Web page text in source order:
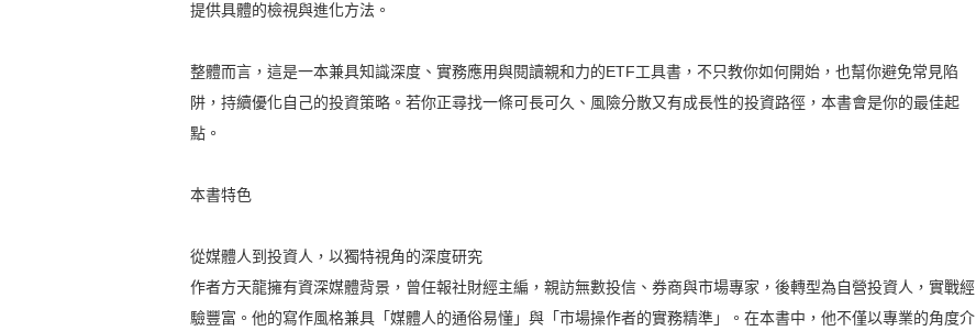
提供具體的檢視與進化方法。
整體而言，這是一本兼具知識深度、實務應用與閱讀親和力的ETF工具書，不只教你如何開始，也幫你避免常見陷
阱，持續優化自己的投資策略。若你正尋找一條可長可久、風險分散又有成長性的投資路徑，本書會是你的最佳起
點。
本書特色
從媒體人到投資人，以獨特視角的深度研究
作者方天龍擁有資深媒體背景，曾任報社財經主編，親訪無數投信、券商與市場專家，後轉型為自營投資人，實戰經
驗豐富。他的寫作風格兼具「媒體人的通俗易懂」與「市場操作者的實務精準」。在本書中，他不僅以專業的角度介